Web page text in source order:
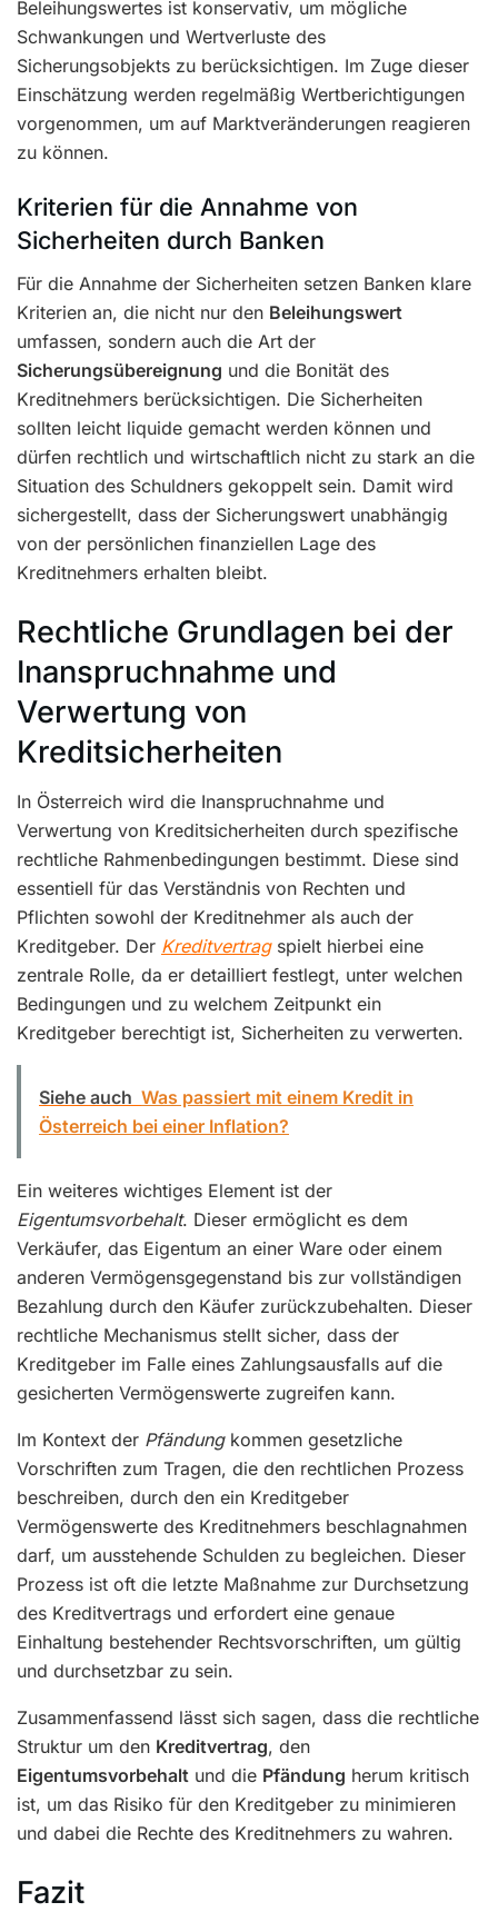
Beleihungswertes ist konservativ, um mögliche
Schwankungen und Wertverluste des
Sicherungsobjekts zu berücksichtigen. Im Zuge dieser
Einschätzung werden regelmäßig Wertberichtigungen
vorgenommen, um auf Marktveränderungen reagieren
zu können.
Kriterien für die Annahme von
Sicherheiten durch Banken
Für die Annahme der Sicherheiten setzen Banken klare
Kriterien an, die nicht nur den Beleihungswert
umfassen, sondern auch die Art der
Sicherungsübereignung und die Bonität des
Kreditnehmers berücksichtigen. Die Sicherheiten
sollten leicht liquide gemacht werden können und
dürfen rechtlich und wirtschaftlich nicht zu stark an die
Situation des Schuldners gekoppelt sein. Damit wird
sichergestellt, dass der Sicherungswert unabhängig
von der persönlichen finanziellen Lage des
Kreditnehmers erhalten bleibt.
Rechtliche Grundlagen bei der
Inanspruchnahme und
Verwertung von
Kreditsicherheiten
In Österreich wird die Inanspruchnahme und
Verwertung von Kreditsicherheiten durch spezifische
rechtliche Rahmenbedingungen bestimmt. Diese sind
essentiell für das Verständnis von Rechten und
Pflichten sowohl der Kreditnehmer als auch der
Kreditgeber. Der Kreditvertragspielt hierbei eine
zentrale Rolle, da er detailliert festlegt, unter welchen
Bedingungen und zu welchem Zeitpunkt ein
Kreditgeber berechtigt ist, Sicherheiten zu verwerten.
Siehe auch Was passiert mit einem Kredit in
Österreich bei einer Inflation?
Ein weiteres wichtiges Element ist der
Eigentumsvorbehalt. Dieser ermöglicht es dem
Verkäufer, das Eigentum an einer Ware oder einem
anderen Vermögensgegenstand bis zur vollständigen
Bezahlung durch den Käufer zurückzubehalten. Dieser
rechtliche Mechanismus stellt sicher, dass der
Kreditgeber im Falle eines Zahlungsausfalls auf die
gesicherten Vermögenswerte zugreifen kann.
Im Kontext der Pfändungkommen gesetzliche
Vorschriften zum Tragen, die den rechtlichen Prozess
beschreiben, durch den ein Kreditgeber
Vermögenswerte des Kreditnehmers beschlagnahmen
darf, um ausstehende Schulden zu begleichen. Dieser
Prozess ist oft die letzte Maßnahme zur Durchsetzung
des Kreditvertrags und erfordert eine genaue
Einhaltung bestehender Rechtsvorschriften, um gültig
und durchsetzbar zu sein.
Zusammenfassend lässt sich sagen, dass die rechtliche
Struktur um den Kreditvertrag, den
Eigentumsvorbehalt und die Pfändung herum kritisch
ist, um das Risiko für den Kreditgeber zu minimieren
und dabei die Rechte des Kreditnehmers zu wahren.
Fazit